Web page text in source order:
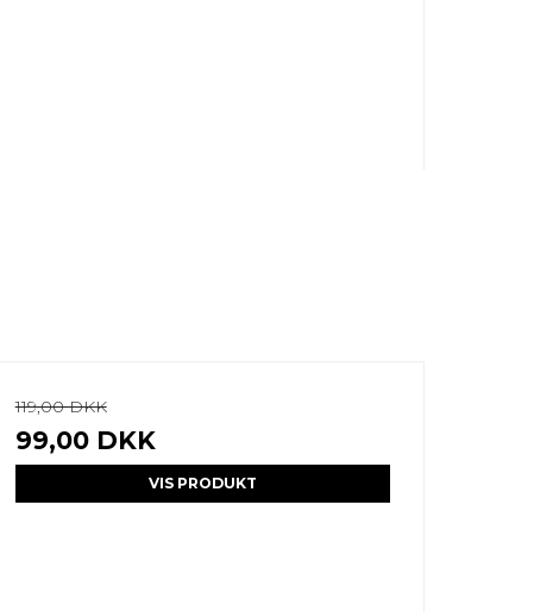
119,00 DKK
99,00 DKK
VIS PRODUKT